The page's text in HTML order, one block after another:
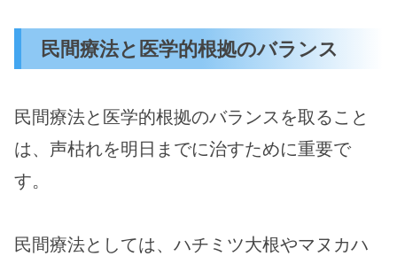
民間療法と医学的根拠のバランス
民間療法と医学的根拠のバランスを取ること
は、声枯れを明日までに治すために重要で
す。
民間療法としては、ハチミツ大根やマヌカハ